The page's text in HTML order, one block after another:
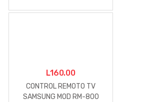
L160.00
CONTROL REMOTO TV
SAMSUNG MOD RM-800